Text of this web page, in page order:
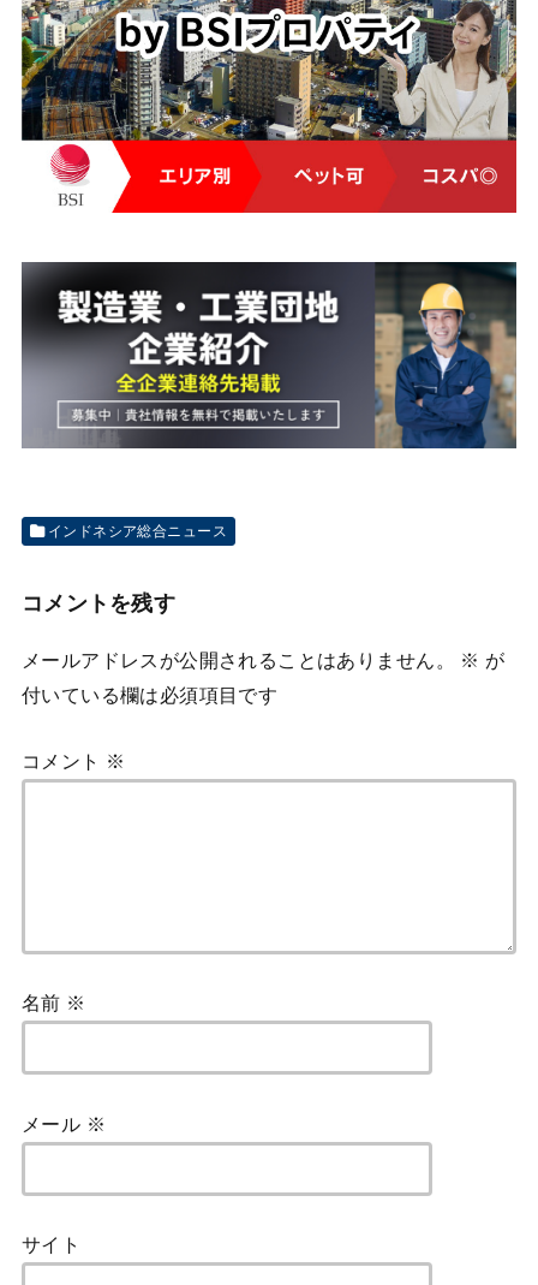
インドネシア総合ニュース
コメントを残す
メールアドレスが公開されることはありません。 ※ が
付いている欄は必須項目です
コメント ※
名前 ※
メール ※
サイト